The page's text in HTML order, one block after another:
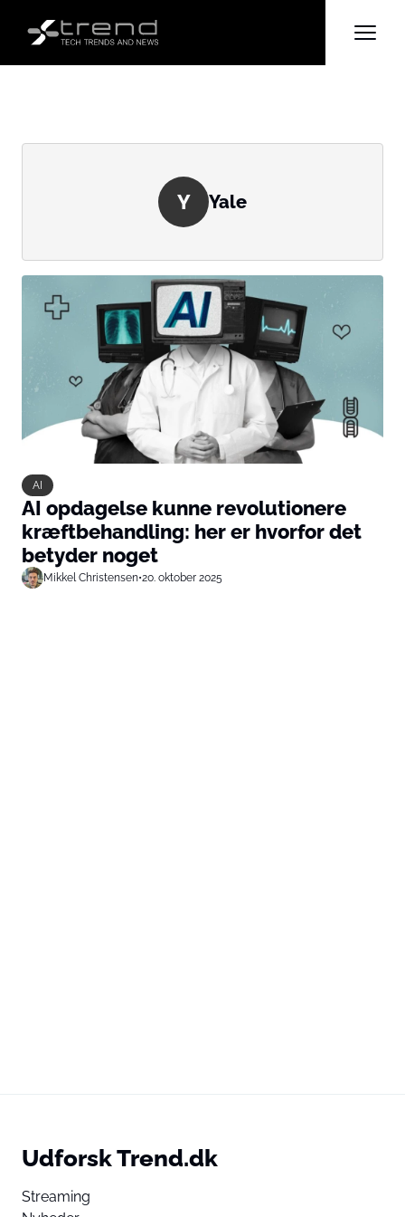
Y Yale
AI
AI opdagelse kunne revolutionere
kræftbehandling: her er hvorfor det
betyder noget
Mikkel Christensen•20. oktober 2025
Udforsk Trend.dk
Streaming